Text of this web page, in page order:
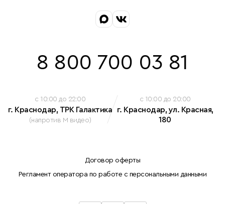
8 800 700 03 81
c 10:00 до 22:00
г. Краснодар, ТРК Галактика
(напротив М видео)
c 10:00 до 20:00
г. Краснодар, ул. Красная,
180
Договор оферты
Регламент оператора по работе с персональными данными